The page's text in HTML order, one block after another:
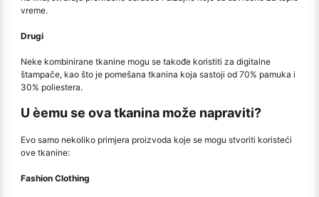
vreme.
Drugi
Neke kombinirane tkanine mogu se takođe koristiti za digitalne
štampače, kao što je pomešana tkanina koja sastoji od 70% pamuka i
30% poliestera.
U èemu se ova tkanina može napraviti?
Evo samo nekoliko primjera proizvoda koje se mogu stvoriti koristeći
ove tkanine:
Fashion Clothing